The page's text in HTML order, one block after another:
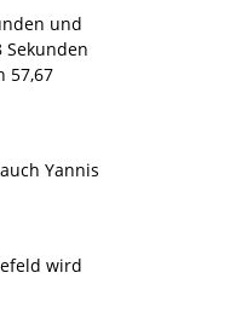
und
57,67
Yannis
wird